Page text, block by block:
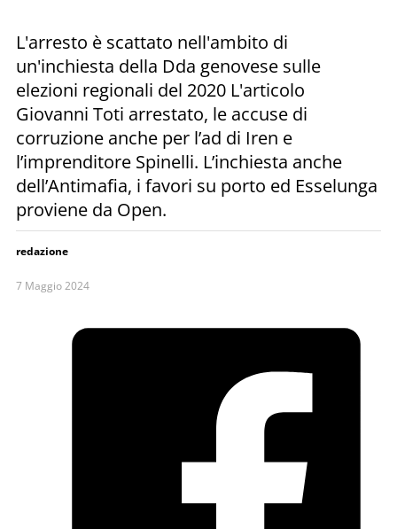
L'arresto è scattato nell'ambito di
un'inchiesta della Dda genovese sulle
elezioni regionali del 2020 L'articolo
Giovanni Toti arrestato, le accuse di
corruzione anche per l’ad di Iren e
l’imprenditore Spinelli. L’inchiesta anche
dell’Antimafia, i favori su porto ed Esselunga
proviene da Open.
redazione
7 Maggio 2024